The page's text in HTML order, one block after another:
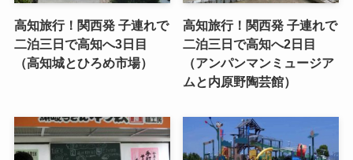
高知旅行！関西発 子連れで
二泊三日で高知へ3日目
（高知城とひろめ市場）
高知旅行！関西発 子連れで
二泊三日で高知へ2日目
（アンパンマンミュージア
ムと内原野陶芸館）